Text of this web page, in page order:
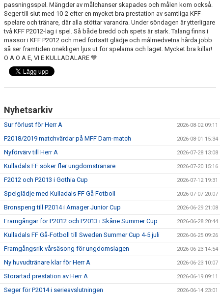
passningsspel. Mängder av målchanser skapades och målen kom också.
Seger till slut med 10-2 efter en mycket bra prestation av samtliga KFF-
spelare och tränare, där alla stöttar varandra. Under söndagen är ytterligare
två KFF P2012-lag i spel. Så både bredd och spets är stark. Talang finns i
massor i KFF P2012 och med fortsatt glädje och målmedvetna hårda jobb
så ser framtiden onekligen ljus ut för spelarna och laget. Mycket bra killar!
O A O A E, VI E KULLADALARE 💙
Nyhetsarkiv
Sur förlust för Herr A 2026-08-02 09:11
F2018/2019 matchvärdar på MFF Dam-match 2026-08-01 15:34
Nyförvärv till Herr A 2026-07-28 13:08
Kulladals FF söker fler ungdomstränare 2026-07-20 15:16
F2012 och P2013 i Gothia Cup 2026-07-12 19:31
Spelglädje med Kulladals FF Gå Fotboll 2026-07-07 20:07
Bronspeng till P2014 i Amager Junior Cup 2026-06-29 21:08
Framgångar för P2012 och P2013 i Skåne Summer Cup 2026-06-28 20:44
Kulladals FF Gå-Fotboll till Sweden Summer Cup 4-5 juli 2026-06-25 09:26
Framgångsrik vårsäsong för ungdomslagen 2026-06-23 14:54
Ny huvudtränare klar för Herr A 2026-06-23 10:07
Storartad prestation av Herr A 2026-06-19 09:11
Seger för P2014 i serieavslutningen 2026-06-14 23:01